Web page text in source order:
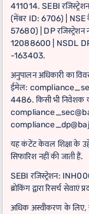
411014. SEBI
(मेंबर ID: 6706) |
57680) | DP
12088600 | NSDL
-163403.
अनुपालन अधिकारी का
ईमेल:
4486. किसी भी निवेशक
यह कंटेंट केवल शिक्षा के
सिफारिश नहीं की जाती हैं.
SEBI रजिस्ट्रेशन:
ब्रोकिंग द्वारा रिसर्च सेवाएं
अधिक अस्वीकरण के लिए,